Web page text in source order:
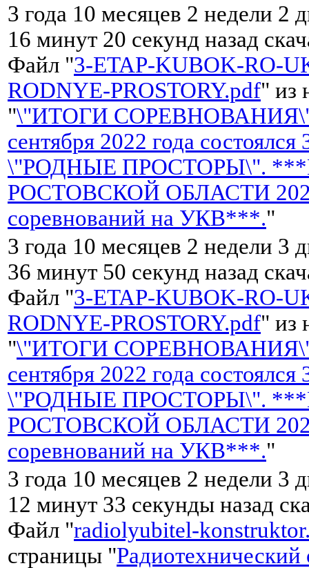
3 года 10 месяцев 2 недели 2
16 минут 20 секунд назад
Файл "3-ETAP-KUBOK-RO-
RODNYE-PROSTORY.pdf" из
"\"ИТОГИ
сентября 2022 года
\"РОДНЫЕ ПРОСТОРЫ\".
РОСТОВСКОЙ ОБЛАСТИ
соревнований на УКВ***."
3 года 10 месяцев 2 недели 3
36 минут 50 секунд назад
Файл "3-ETAP-KUBOK-RO-
RODNYE-PROSTORY.pdf" из
"\"ИТОГИ
сентября 2022 года
\"РОДНЫЕ ПРОСТОРЫ\".
РОСТОВСКОЙ ОБЛАСТИ
соревнований на УКВ***."
3 года 10 месяцев 2 недели 3
12 минут 33 секунды назад
Файл "radiolyubitel-
страницы "Радиотехнический